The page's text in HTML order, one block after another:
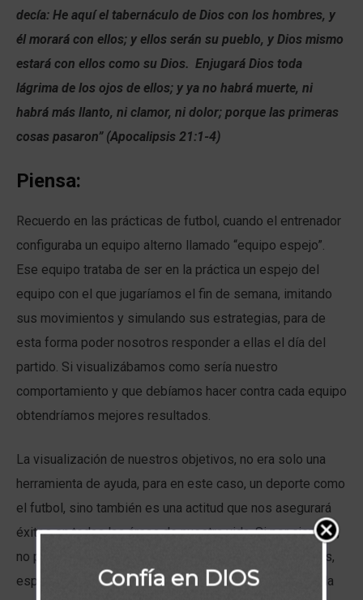
decía: He aquí el tabernáculo de Dios con los hombres, y
él morará con ellos; y ellos serán su pueblo, y Dios mismo
estará con ellos como su Dios. Enjugará Dios toda
lágrima de los ojos de ellos; y ya no habrá muerte, ni
habrá más llanto, ni clamor, ni dolor; porque las primeras
cosas pasaron” (Apocalipsis 21:1-4)
Piensa:
Recuerdo en las prácticas de futbol, cuando el entrenador
configuraba un equipo alterno llamado “equipo espejo”.
Ese equipo trataba de ser en la práctica un espejo del
equipo con el que jugaríamos el fin de semana, imitando
sus movimientos y simulando sus estrategias, para de
esta forma poder nosotros responder a ellas el día del
partido. Si visualizábamos como sería nuestro
comportamiento y que debíamos hacer contra cada equipo
obtendríamos mejores resultados.
La visualización de nuestros objetivos, no era solo una
herramienta de ayuda, para en este caso, un deporte como
el futbol, sino también es una actitud que nos asegurará
éxitos en todas las áreas de nuestra vida. Si por ejemplo,
no podemos visualizarnos como trabajadores efectivos,
esposos comprensivos, líderes rectos, no tendremos la
Confía en DIOS